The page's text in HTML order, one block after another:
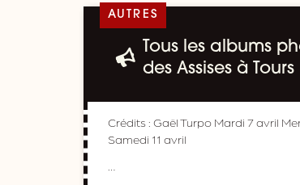
AUTRES
Tous les albums
des Assises à Tours
Crédits : Gaël Turpo Mardi 7 avril
Samedi 11 avril